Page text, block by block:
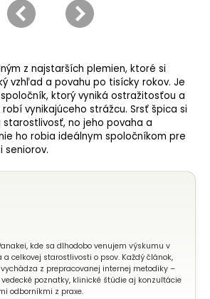
z najstarších plemien, ktoré si
vzhľad a povahu po tisícky rokov. Je
ktorý vyniká ostražitosťou a
vynikajúceho strážcu. Srsť špica si
starostlivosť, no jeho povaha a
ho robia ideálnym spoločníkom pre
seniorov.
kde sa dlhodobo venujem výskumu v
celkovej starostlivosti o psov. Každý článok,
z prepracovanej internej metodiky –
poznatky, klinické štúdie aj konzultácie
odborníkmi z praxe.